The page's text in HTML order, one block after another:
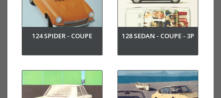
124 SPIDER - COUPE 128 SEDAN - COUPE - 3P